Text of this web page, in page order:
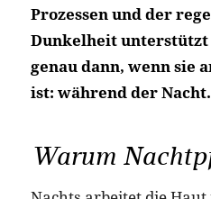
Prozessen und der
Dunkelheit
genau dann, wenn sie
ist: während der Nacht.
Warum